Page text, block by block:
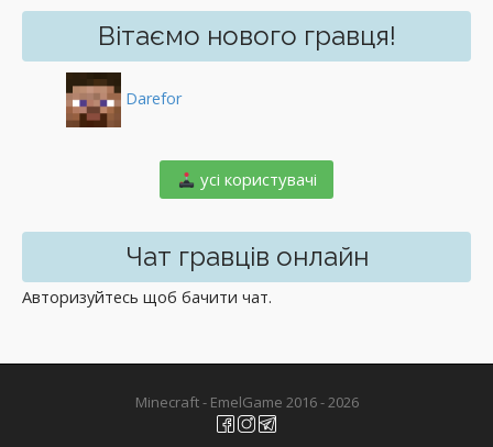
Вітаємо нового гравця!
Darefor
️ усі користувачі
Чат гравців онлайн
Авторизуйтесь щоб бачити чат.
Minecraft - EmelGame 2016 - 2026